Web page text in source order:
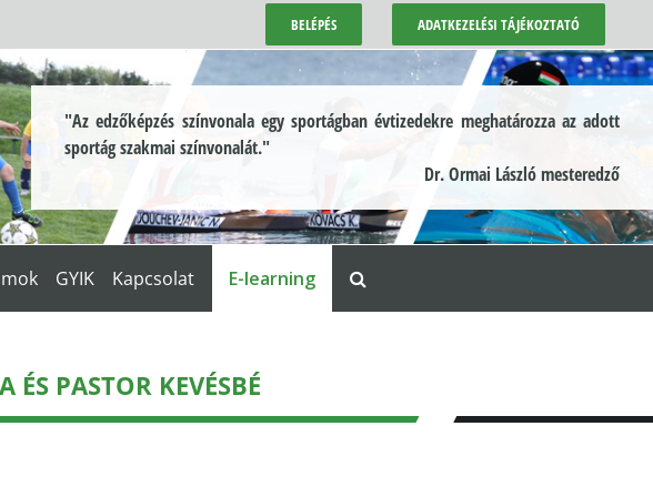
BELÉPÉS ADATKEZELÉSI TÁJÉKOZTATÓ
"Az edzőképzés színvonala egy sportágban évtizedekre meghatározza az adott
sportág szakmai színvonalát."
Dr. Ormai László mesteredző
GYIK Kapcsolat E-learning
PASTOR KEVÉSBÉ